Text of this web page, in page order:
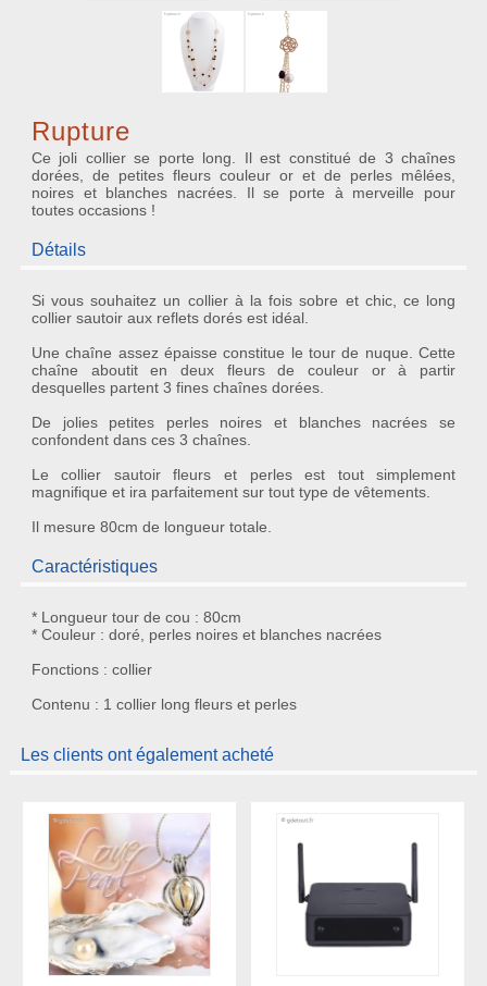
Rupture
Ce joli collier se porte long. Il est constitué de 3 chaînes
dorées, de petites fleurs couleur or et de perles mêlées,
noires et blanches nacrées. Il se porte à merveille pour
toutes occasions !
Détails
Si vous souhaitez un collierà la fois sobre et chic, ce long
collier sautoiraux reflets dorés est idéal.
Une chaîne assez épaisse constitue le tour de nuque. Cette
chaîne aboutit en deux fleurs de couleur or à partir
desquelles partent 3 fines chaînes dorées.
De jolies petites perlesnoires et blanches nacrées se
confondent dans ces 3 chaînes.
Lecollier sautoir fleurs et perlesest tout simplement
magnifique et ira parfaitement sur tout type de vêtements.
Il mesure 80cm de longueur totale.
Caractéristiques
* Longueur tour de cou : 80cm
* Couleur : doré, perles noires et blanches nacrées
Fonctions : collier
Contenu : 1 collier long fleurs et perles
Les clients ont également acheté